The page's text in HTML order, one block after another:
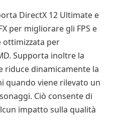
DirectX 12 Ultimate e
per migliorare gli FPS e
ottimizzata per
Supporta inoltre la
riduce dinamicamente la
quando viene rilevato un
Ciò consente di
impatto sulla qualità